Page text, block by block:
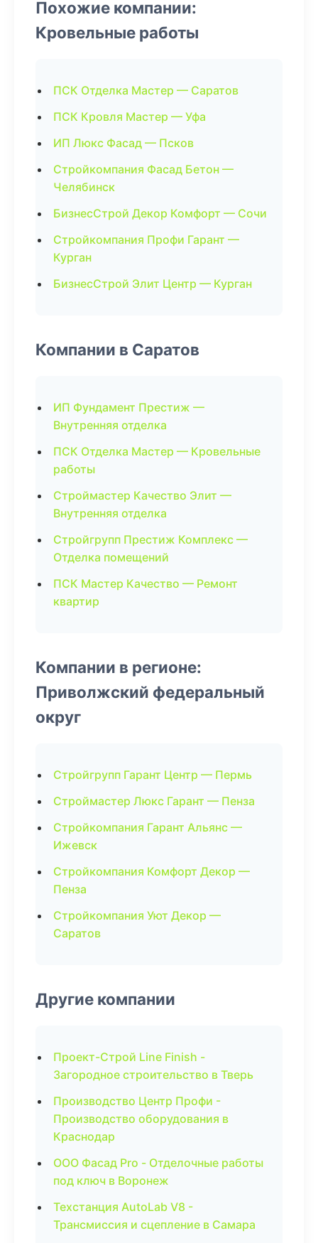
Похожие компании:
Кровельные работы
ПСК Отделка Мастер — Саратов
ПСК Кровля Мастер — Уфа
ИП Люкс Фасад — Псков
Стройкомпания Фасад Бетон —
Челябинск
БизнесСтрой Декор Комфорт — Сочи
Стройкомпания Профи Гарант —
Курган
БизнесСтрой Элит Центр — Курган
Компании в Саратов
ИП Фундамент Престиж —
Внутренняя отделка
ПСК Отделка Мастер — Кровельные
работы
Строймастер Качество Элит —
Внутренняя отделка
Стройгрупп Престиж Комплекс —
Отделка помещений
ПСК Мастер Качество — Ремонт
квартир
Компании в регионе:
Приволжский федеральный
округ
Стройгрупп Гарант Центр — Пермь
Строймастер Люкс Гарант — Пенза
Стройкомпания Гарант Альянс —
Ижевск
Стройкомпания Комфорт Декор —
Пенза
Стройкомпания Уют Декор —
Саратов
Другие компании
Проект-Строй Line Finish -
Загородное строительство в Тверь
Производство Центр Профи -
Производство оборудования в
Краснодар
ООО Фасад Pro - Отделочные работы
под ключ в Воронеж
Техстанция AutoLab V8 -
Трансмиссия и сцепление в Самара